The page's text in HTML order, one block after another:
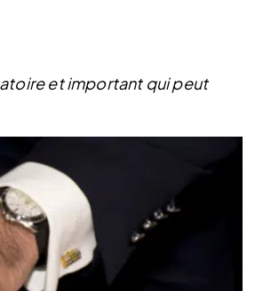
et important qui peut